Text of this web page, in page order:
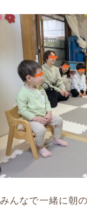
みんなで一緒に朝